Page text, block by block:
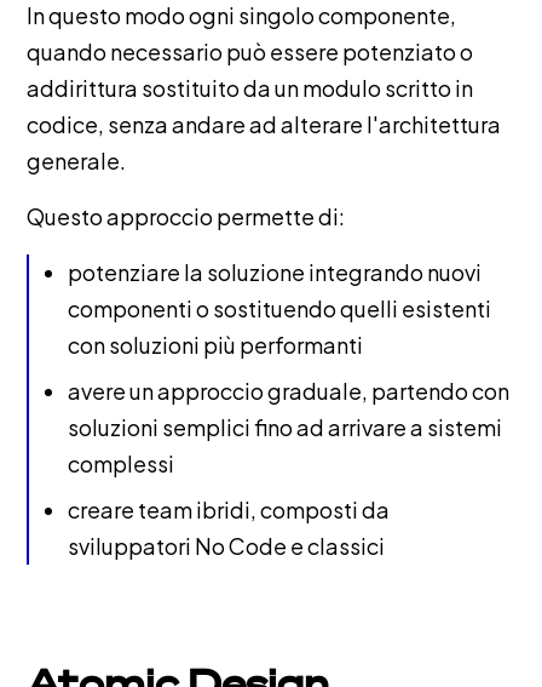
In questo modo ogni singolo componente,
quando necessario può essere potenziato o
addirittura sostituito da un modulo scritto in
codice, senza andare ad alterare l'architettura
generale.
Questo approccio permette di:
potenziare la soluzione integrando nuovi
componenti o sostituendo quelli esistenti
con soluzioni più performanti
avere un approccio graduale, partendo con
soluzioni semplici fino ad arrivare a sistemi
complessi
creare team ibridi, composti da
sviluppatori No Code e classici